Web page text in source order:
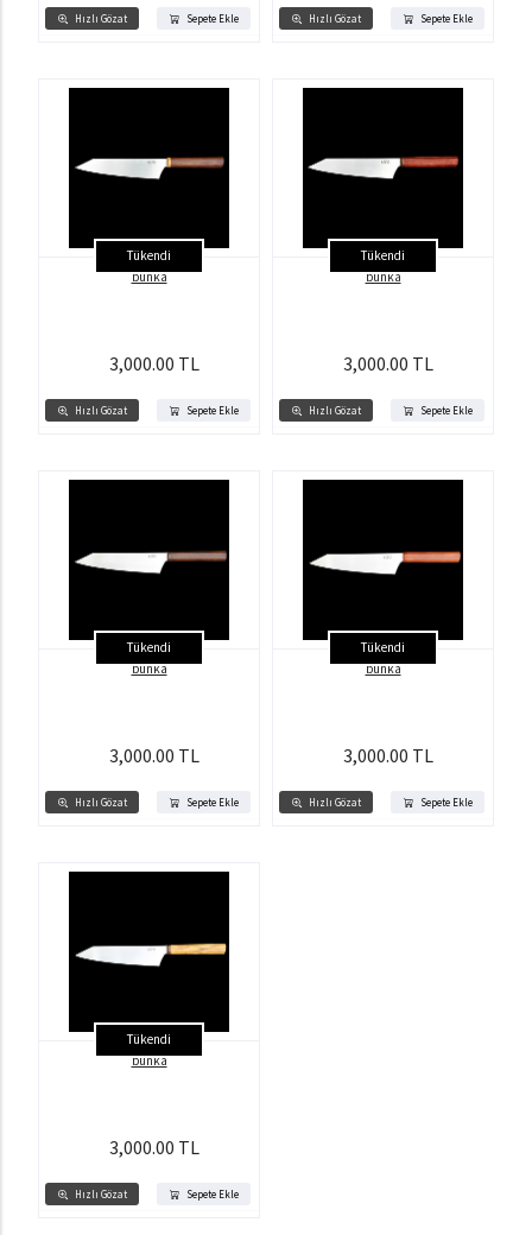
Hızlı Gözat Sepete Ekle Hızlı Gözat Sepete Ekle
Tükendi
Hızlı Gözat Sepete Ekle
bunka
3,000.00 TL
Tükendi
Hızlı Gözat Sepete Ekle
bunka
3,000.00 TL
Tükendi
Hızlı Gözat Sepete Ekle
bunka
3,000.00 TL
Tükendi
Hızlı Gözat Sepete Ekle
bunka
3,000.00 TL
Tükendi
Hızlı Gözat Sepete Ekle
bunka
3,000.00 TL